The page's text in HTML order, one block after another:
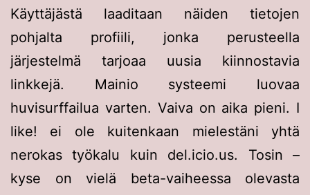
Käyttäjästä laaditaan näiden tietojen
pohjalta profiili, jonka perusteella
järjestelmä tarjoaa uusia kiinnostavia
linkkejä. Mainio systeemi luovaa
huvisurffailua varten. Vaiva on aika pieni. I
like! ei ole kuitenkaan mielestäni yhtä
nerokas työkalu kuin del.icio.us. Tosin –
kyse on vielä beta-vaiheessa olevasta